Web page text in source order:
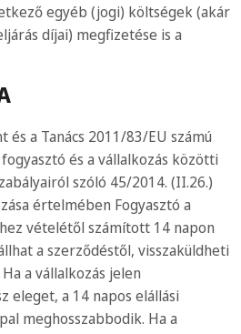
egyéb (jogi) költségek (akár
díjai) megfizetése is a
és a Tanács 2011/83/EU számú
és a vállalkozás közötti
szóló 45/2014. (II.26.)
értelmében Fogyasztó a
vételétől számított 14 napon
a szerződéstől, visszaküldheti
a vállalkozás jelen
eleget, a 14 napos elállási
meghosszabbodik. Ha a